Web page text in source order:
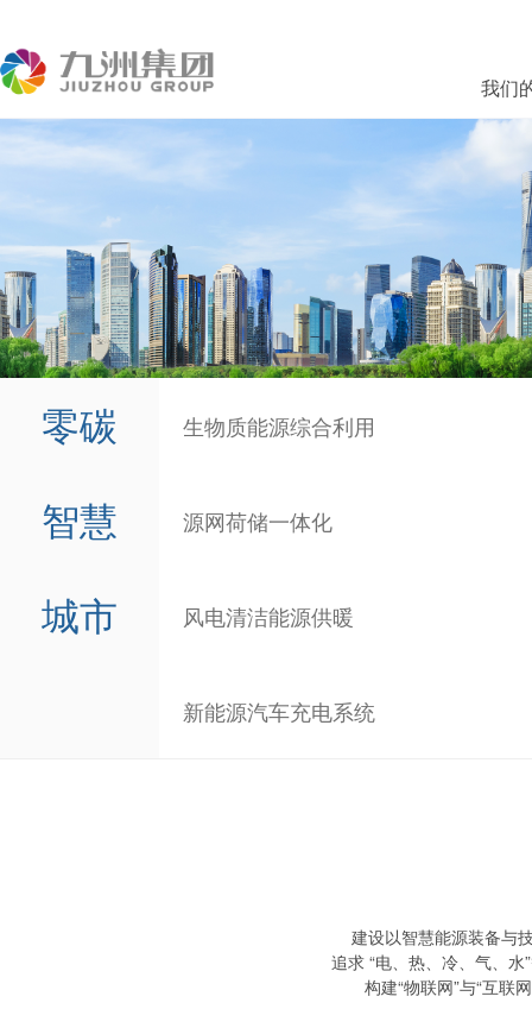
我们
零碳
智慧
城市
生物质能源综合利用
源网荷储一体化
风电清洁能源供暖
新能源汽车充电系统
建设以智慧能源装备与
追求 “电、热、冷、气、
构建“物联网”与“互联